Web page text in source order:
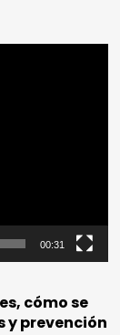
00:31
cómo se
prevención